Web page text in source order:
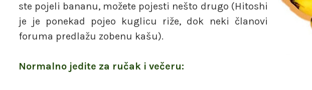
ste pojeli bananu, možete pojesti nešto drugo (Hitoshi
je je ponekad pojeo kuglicu riže, dok neki članovi
foruma predlažu zobenu kašu).
Normalno jedite za ručak i večeru: